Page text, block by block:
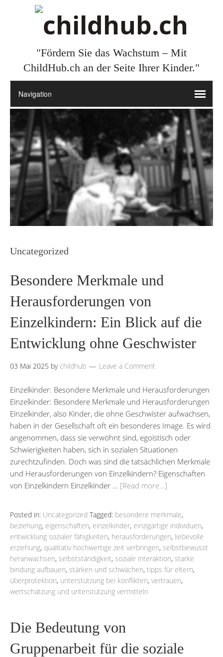
"Fördern Sie das Wachstum – Mit
ChildHub.ch an der Seite Ihrer Kinder."
Uncategorized
Besondere Merkmale und
Herausforderungen von
Einzelkindern: Ein Blick auf die
Entwicklung ohne Geschwister
03 Mai 2025 by childhub Leave a Comment
Einzelkinder: Besondere Merkmale und Herausforderungen
Einzelkinder: Besondere Merkmale und Herausforderungen
Einzelkinder, also Kinder, die ohne Geschwister aufwachsen,
haben in der Gesellschaft oft ein besonderes Image. Es wird
angenommen, dass sie verwöhnt sind, egoistisch oder
Schwierigkeiten haben, sich in sozialen Situationen
zurechtzufinden. Doch was sind die tatsächlichen Merkmale
und Herausforderungen von Einzelkindern? Eigenschaften
von Einzelkindern Einzelkinder … [Read more…]
Posted in: Uncategorized Tagged: besondere merkmale,
beziehung, eigenschaften, einzelkinder, einzigartige individuen,
entwicklung sozialer fähigkeiten, herausforderungen, liebevolle
erziehung, qualitativ hochwertige zeit verbringen, selbstbewusst
heranwachsen, selbstständigkeit, soziale interaktion, starke
bindung aufbauen, stärken und schwächen, tipps für eltern,
überprotektion, unterstützung bei konflikten, vertrauen,
wertschätzung und unterstützung vermitteln
Die Bedeutung von
Gruppenarbeit für die soziale